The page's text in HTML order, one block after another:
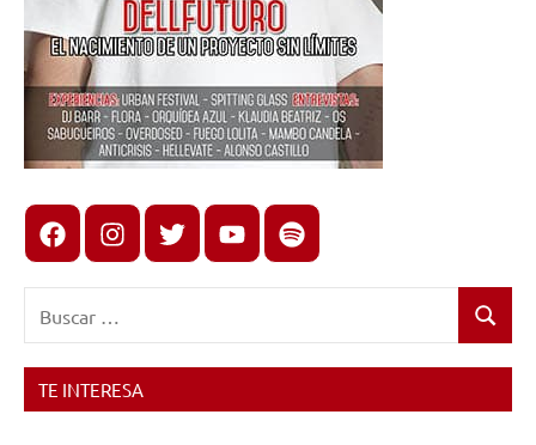
FacebookInstagram
X youtubespotify
Buscar
TE INTERESA